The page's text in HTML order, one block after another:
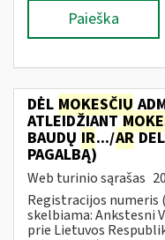
Paieška
DĖL MOKESČIŲ
ATLEIDŽIANT
BAUDŲ IR.../AR
PAGALBĄ)
Web turinio sąrašas
Registracijos numeris
skelbiama: Ankstesni
prie Lietuvos